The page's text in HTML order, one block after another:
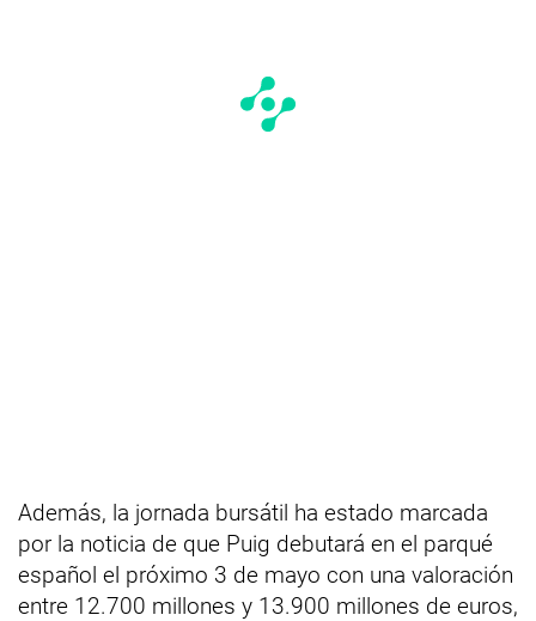
Además, la jornada bursátil ha estado marcada
por la noticia de que Puig debutará en el parqué
español el próximo 3 de mayo con una valoración
entre 12.700 millones y 13.900 millones de euros,